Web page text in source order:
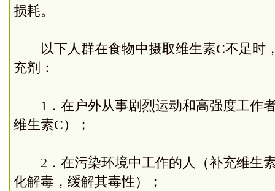
损耗。
以下人群在食物中摄取维生素C不足时
充剂：
1．在户外从事剧烈运动和高强度工作
维生素C）；
2．在污染环境中工作的人（补充维生
化解毒，缓解其毒性）；